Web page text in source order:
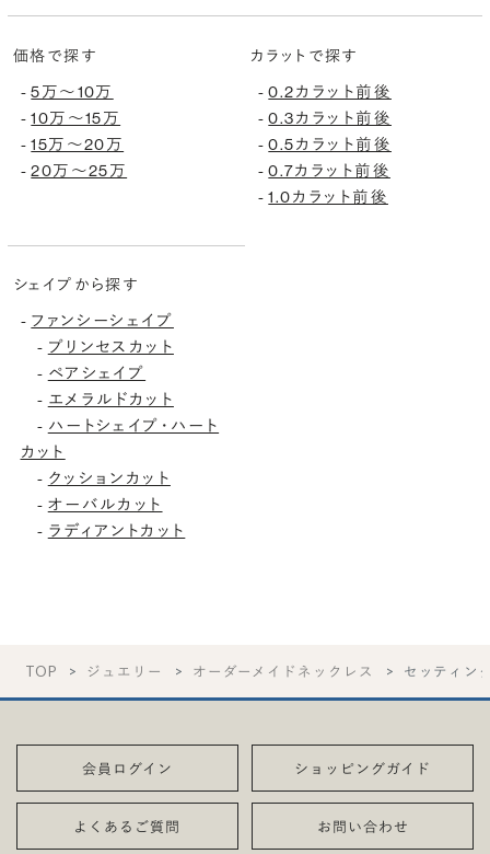
価格で探す
-5万〜10万
-10万〜15万
-15万〜20万
-20万〜25万
カラットで探す
-0.2カラット前後
-0.3カラット前後
-0.5カラット前後
-0.7カラット前後
-1.0カラット前後
シェイプから探す
- ファンシーシェイプ
- プリンセスカット
- ペアシェイプ
- エメラルドカット
- ハートシェイプ・ハート
カット
- クッションカット
- オーバルカット
- ラディアントカット
TOP ジュエリー オーダーメイドネックレス セッティン
会員ログイン ショッピングガイド
よくあるご質問 お問い合わせ